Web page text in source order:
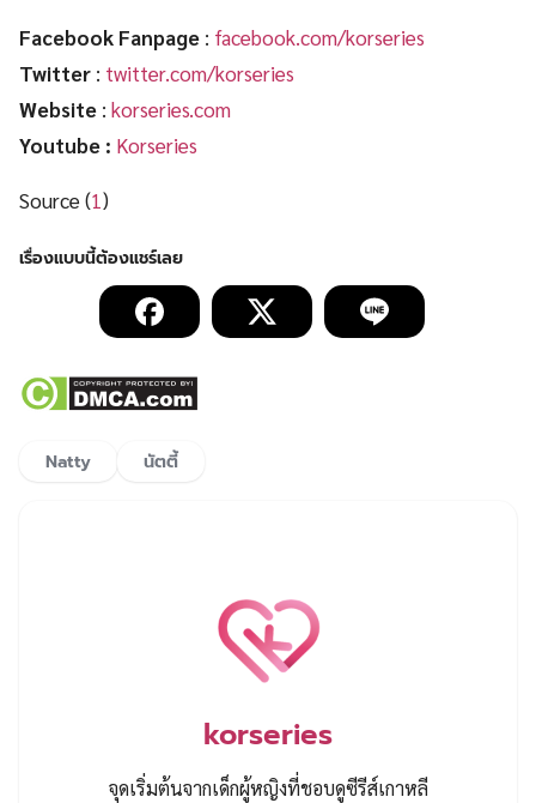
Facebook Fanpage : facebook.com/korseries
Twitter : twitter.com/korseries
Website : korseries.com
Youtube : Korseries
Source (1)
Natty นัตตี้
korseries
จุดเริ่มต้นจากเด็กผู้หญิงที่ชอบดูซีรีส์เกาหลี